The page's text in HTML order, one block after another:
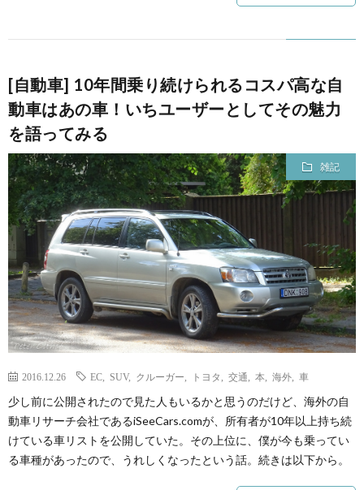
[自動車] 10年間乗り続けられるコスパ高な自
動車はあの車！いちユーザーとしてその魅力
を語ってみる
雑記
2016.12.26 EC SUV, クルーガー トヨタ 交通 本 海外 車
少し前に公開されたので見た人もいるかと思うのだけど、海外の自
動車リサーチ会社であるiSeeCars.comが、所有者が10年以上持ち続
けている車リストを公開していた。その上位に、僕が今も乗ってい
る車種があったので、うれしくなったという話。続きは以下から。